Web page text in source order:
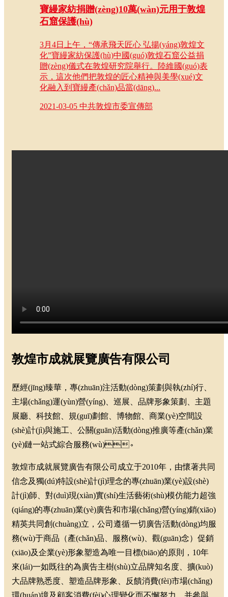
寶縵家紡捐贈(zèng)10萬(wàn)元用于敦煌
石窟保護(hù)
3月4日上午，“傳承飛天匠心 弘揚(yáng)敦煌文
化”寶縵家紡保護(hù)中國(guó)敦煌石窟公益捐
贈(zèng)儀式在敦煌研究院舉行。陸維國(guó)表
示，這次他們把敦煌的匠心精神與美學(xué)文
化融入到寶縵產(chǎn)品當(dāng)...
2021-03-05 中共敦煌市委宣傳部
敦煌市成就展覽廣告有限公司
歷經(jīng)臻華，專(zhuān)注活動(dòng)策劃與執(zhí)行、
主場(chǎng)運(yùn)營(yíng)、巡展、品牌形象策劃、主題
展廳、科技館、規(guī)劃館、博物館、商業(yè)空間設
(shè)計(jì)與施工、公關(guān)活動(dòng)推廣等產(chǎn)業
(yè)鏈一站式綜合服務(wù)。
敦煌市成就展覽廣告有限公司成立于2010年，由懷著共同
信念及獨(dú)特設(shè)計(jì)理念的專(zhuān)業(yè)設(shè)
計(jì)師、對(duì)現(xiàn)實(shí)生活藝術(shù)模仿能力超強
(qiáng)的專(zhuān)業(yè)廣告和市場(chǎng)營(yíng)銷(xiāo)
精英共同創(chuàng)立，公司遵循一切廣告活動(dòng)均服
務(wù)于商品（產(chǎn)品、服務(wù)、觀(guān)念）促銷
(xiāo)及企業(yè)形象塑造為唯一目標(biāo)的原則，10年
來(lái)一如既往的為廣告主樹(shù)立品牌知名度、擴(kuò)
大品牌熟悉度、塑造品牌形象、反饋消費(fèi)市場(chǎng)
環(huán)境及顧客消費(fèi)心理變化而不懈努力，并參與